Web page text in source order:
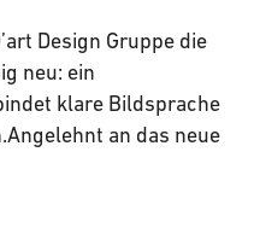
Design Gruppe die
neu: ein
klare Bildsprache
an das neue